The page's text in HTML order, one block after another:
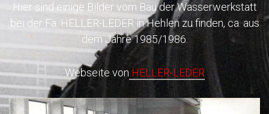
Hier sind einige Bilder vom Bau der Wasserwerkstatt
bei der Fa. HELLER-LEDER in Hehlen zu finden, ca. aus
dem Jahre 1985/1986.
Webseite von HELLER-LEDER